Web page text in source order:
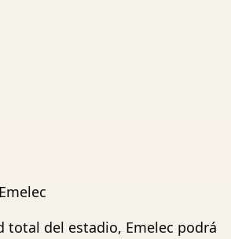
total del estadio, Emelec podrá